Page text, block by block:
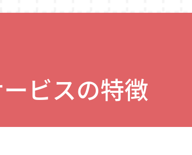
ビスの特徴